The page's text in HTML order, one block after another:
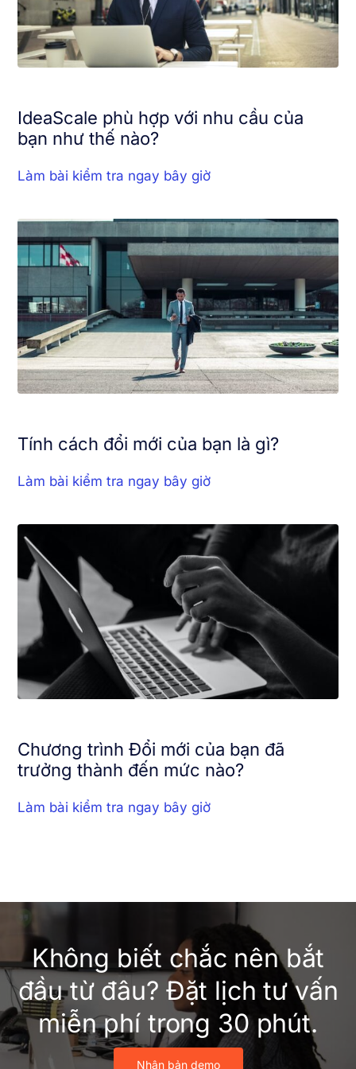
IdeaScale phù hợp với nhu cầu của
bạn như thế nào?
Làm bài kiểm tra ngay bây giờ
Tính cách đổi mới của bạn là gì?
Làm bài kiểm tra ngay bây giờ
Chương trình Đổi mới của bạn đã
trưởng thành đến mức nào?
Làm bài kiểm tra ngay bây giờ
Không biết chắc nên bắt
đầu từ đâu? Đặt lịch tư vấn
miễn phí trong 30 phút.
Nhận bản demo